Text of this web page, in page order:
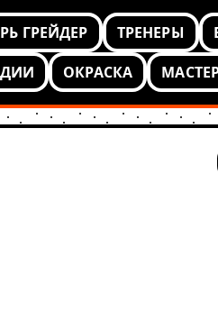
ГРЕЙДЕР ТРЕНЕРЫ
ОКРАСКА